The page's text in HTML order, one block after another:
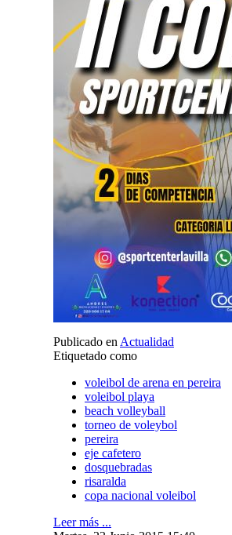
Publicado en Actualidad
Etiquetado como
voleibol de arena en pereira
voleibol playa
beach volleyball
torneo de voleybol
pereira
eje cafetero
dosquebradas
risaralda
copa nacional voleibol
Leer más ...